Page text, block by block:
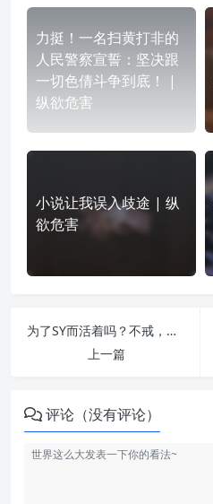
力挺！一名扫黄打非的
人民警察宣誓：坚决跟
一切色倩斗争到底！ |
纵欲危害
小说让我误入歧途 | 纵
欲危害
为了SY而活着吗？不戒，人生事业身体，全完蛋！ | 纵欲危害
上一篇
评论（没有评论）